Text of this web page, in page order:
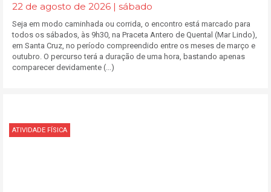
22 de agosto de 2026 | sábado
Seja em modo caminhada ou corrida, o encontro está marcado para
todos os sábados, às 9h30, na Praceta Antero de Quental (Mar Lindo),
em Santa Cruz, no período compreendido entre os meses de março e
outubro. O percurso terá a duração de uma hora, bastando apenas
comparecer devidamente (...)
ATIVIDADE FÍSICA